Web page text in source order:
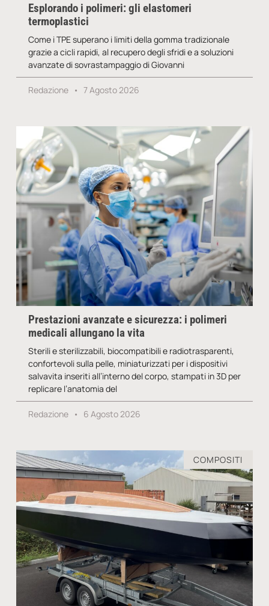
Esplorando i polimeri: gli elastomeri
termoplastici
Come i TPE superano i limiti della gomma tradizionale
grazie a cicli rapidi, al recupero degli sfridi e a soluzioni
avanzate di sovrastampaggio di Giovanni
Redazione 7 Agosto 2026
Prestazioni avanzate e sicurezza: i polimeri
medicali allungano la vita
Sterili e sterilizzabili, biocompatibili e radiotrasparenti,
confortevoli sulla pelle, miniaturizzati per i dispositivi
salvavita inseriti all’interno del corpo, stampati in 3D per
replicare l’anatomia del
Redazione 6 Agosto 2026
COMPOSITI